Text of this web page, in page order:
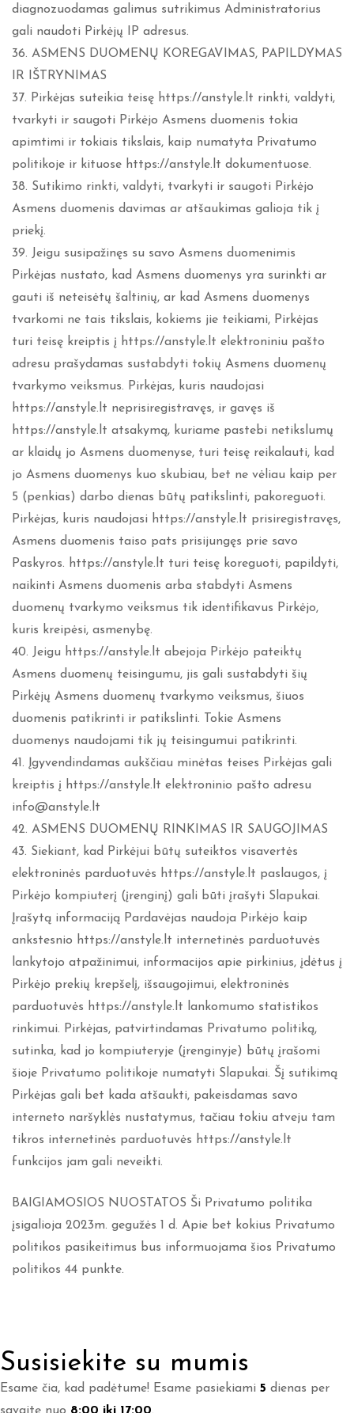
diagnozuodamas galimus sutrikimus Administratorius
gali naudoti Pirkėjų IP adresus.
36. ASMENS DUOMENŲ KOREGAVIMAS, PAPILDYMAS
IR IŠTRYNIMAS
37. Pirkėjas suteikia teisę https://anstyle.lt rinkti, valdyti,
tvarkyti ir saugoti Pirkėjo Asmens duomenis tokia
apimtimi ir tokiais tikslais, kaip numatyta Privatumo
politikoje ir kituose https://anstyle.lt dokumentuose.
38. Sutikimo rinkti, valdyti, tvarkyti ir saugoti Pirkėjo
Asmens duomenis davimas ar atšaukimas galioja tik į
priekį.
39. Jeigu susipažinęs su savo Asmens duomenimis
Pirkėjas nustato, kad Asmens duomenys yra surinkti ar
gauti iš neteisėtų šaltinių, ar kad Asmens duomenys
tvarkomi ne tais tikslais, kokiems jie teikiami, Pirkėjas
turi teisę kreiptis į https://anstyle.lt elektroniniu pašto
adresu prašydamas sustabdyti tokių Asmens duomenų
tvarkymo veiksmus. Pirkėjas, kuris naudojasi
https://anstyle.lt neprisiregistravęs, ir gavęs iš
https://anstyle.lt atsakymą, kuriame pastebi netikslumų
ar klaidų jo Asmens duomenyse, turi teisę reikalauti, kad
jo Asmens duomenys kuo skubiau, bet ne vėliau kaip per
5 (penkias) darbo dienas būtų patikslinti, pakoreguoti.
Pirkėjas, kuris naudojasi https://anstyle.lt prisiregistravęs,
Asmens duomenis taiso pats prisijungęs prie savo
Paskyros. https://anstyle.lt turi teisę koreguoti, papildyti,
naikinti Asmens duomenis arba stabdyti Asmens
duomenų tvarkymo veiksmus tik identifikavus Pirkėjo,
kuris kreipėsi, asmenybę.
40. Jeigu https://anstyle.lt abejoja Pirkėjo pateiktų
Asmens duomenų teisingumu, jis gali sustabdyti šių
Pirkėjų Asmens duomenų tvarkymo veiksmus, šiuos
duomenis patikrinti ir patikslinti. Tokie Asmens
duomenys naudojami tik jų teisingumui patikrinti.
41. Įgyvendindamas aukščiau minėtas teises Pirkėjas gali
kreiptis į https://anstyle.lt elektroninio pašto adresu
info@anstyle.lt
42. ASMENS DUOMENŲ RINKIMAS IR SAUGOJIMAS
43. Siekiant, kad Pirkėjui būtų suteiktos visavertės
elektroninės parduotuvės https://anstyle.lt paslaugos, į
Pirkėjo kompiuterį (įrenginį) gali būti įrašyti Slapukai.
Įrašytą informaciją Pardavėjas naudoja Pirkėjo kaip
ankstesnio https://anstyle.lt internetinės parduotuvės
lankytojo atpažinimui, informacijos apie pirkinius, įdėtus į
Pirkėjo prekių krepšelį, išsaugojimui, elektroninės
parduotuvės https://anstyle.lt lankomumo statistikos
rinkimui. Pirkėjas, patvirtindamas Privatumo politiką,
sutinka, kad jo kompiuteryje (įrenginyje) būtų įrašomi
šioje Privatumo politikoje numatyti Slapukai. Šį sutikimą
Pirkėjas gali bet kada atšaukti, pakeisdamas savo
interneto naršyklės nustatymus, tačiau tokiu atveju tam
tikros internetinės parduotuvės https://anstyle.lt
funkcijos jam gali neveikti.
BAIGIAMOSIOS NUOSTATOS Ši Privatumo politika
įsigalioja 2023m. gegužės 1 d. Apie bet kokius Privatumo
politikos pasikeitimus bus informuojama šios Privatumo
politikos 44 punkte.
Susisiekite su mumis
Esame čia, kad padėtume! Esame pasiekiami 5 dienas per